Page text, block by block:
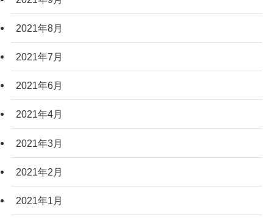
2021年8月
2021年7月
2021年6月
2021年4月
2021年3月
2021年2月
2021年1月